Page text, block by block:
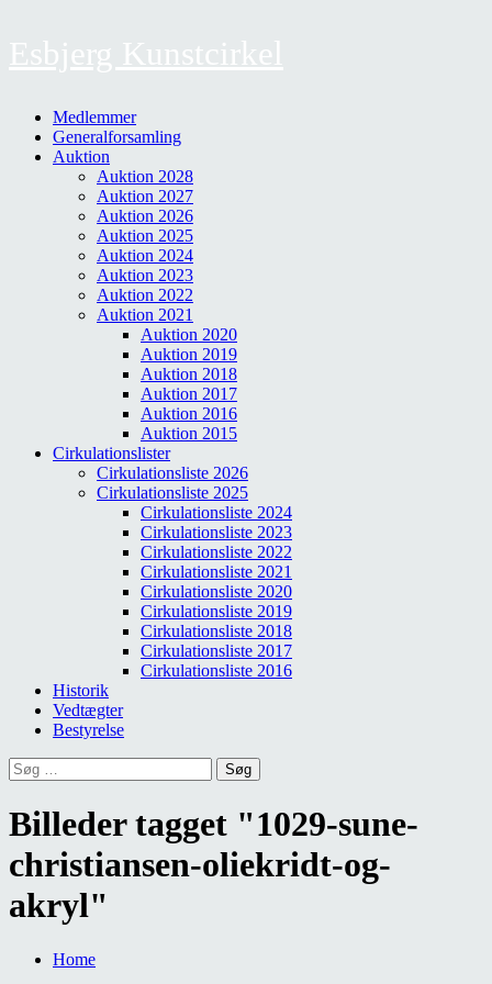
Esbjerg Kunstcirkel
Medlemmer
Generalforsamling
Auktion
Auktion 2028
Auktion 2027
Auktion 2026
Auktion 2025
Auktion 2024
Auktion 2023
Auktion 2022
Auktion 2021
Auktion 2020
Auktion 2019
Auktion 2018
Auktion 2017
Auktion 2016
Auktion 2015
Cirkulationslister
Cirkulationsliste 2026
Cirkulationsliste 2025
Cirkulationsliste 2024
Cirkulationsliste 2023
Cirkulationsliste 2022
Cirkulationsliste 2021
Cirkulationsliste 2020
Cirkulationsliste 2019
Cirkulationsliste 2018
Cirkulationsliste 2017
Cirkulationsliste 2016
Historik
Vedtægter
Bestyrelse
Søg
efter:
Billeder tagget "1029-sune-
christiansen-oliekridt-og-
akryl"
Home